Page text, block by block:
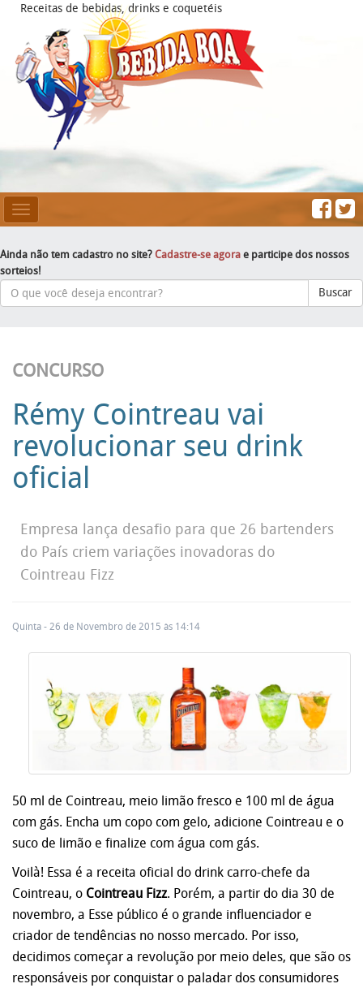
Receitas de bebidas, drinks e coquetéis
Mesclar
Navegação
Ainda não tem cadastro no site? Cadastre-se agora e participe dos nossos
sorteios!
Buscar
CONCURSO
Rémy Cointreau vai
revolucionar seu drink
oficial
Empresa lança desafio para que 26 bartenders
do País criem variações inovadoras do
Cointreau Fizz
Quinta - 26 de Novembro de 2015 às 14:14
50 ml de Cointreau, meio limão fresco e 100 ml de água
com gás. Encha um copo com gelo, adicione Cointreau e o
suco de limão e finalize com água com gás.
Voilà! Essa é a receita oficial do drink carro-chefe da
Cointreau, o Cointreau Fizz. Porém, a partir do dia 30 de
novembro, a Esse público é o grande influenciador e
criador de tendências no nosso mercado. Por isso,
decidimos começar a revolução por meio deles, que são os
responsáveis por conquistar o paladar dos consumidores